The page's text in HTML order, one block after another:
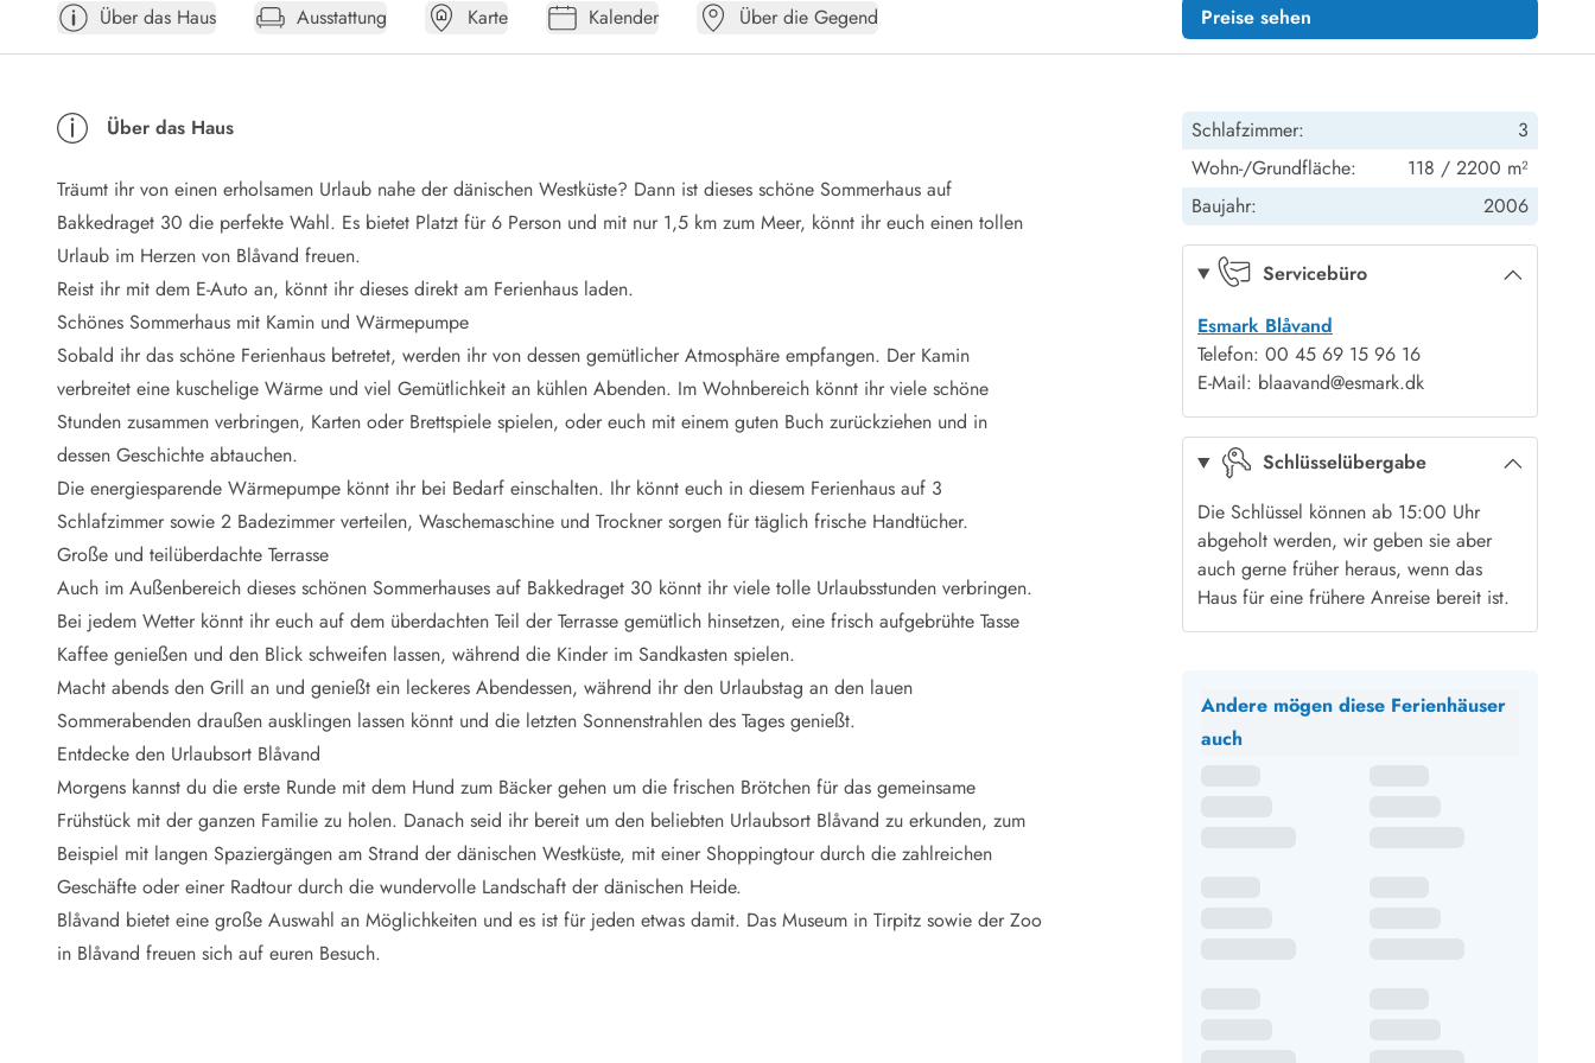
Öffnungszeiten
Anreise
Ferienhaus ABC
Häufige Fragen zur Buchung
Verleihservice
Reisescheckliste
Endreinigung
Gutschein
Frühbucher
Mietbedingungen
Reiseführer Dänemark
Tipps für Urlaub in Dänemark
Wetter in Dänemark
Saisonzeiten
Badesicherheit im Meer
Naturschutz
Webcam Dänemark
Ferienhauskatalog
Fotowettbewerb
Vorteile bei uns
Reisecurity
Esmark KidsVIP
Esmark VIP - Partnervorteile und Rabatte
Preisgarantie
Keine Kaution
Gästebewertungen
Gratis WLAN
We love people
Über das Haus Ausstattung Karte Kalender Über die Gegend Preise sehen
Über das Haus
Träumt ihr von einen erholsamen Urlaub nahe der dänischen Westküste? Dann ist dieses schöne Sommerhaus auf
Bakkedraget 30 die perfekte Wahl. Es bietet Platzt für 6 Person und mit nur 1,5 km zum Meer, könnt ihr euch einen tollen
Urlaub im Herzen von Blåvand freuen.
Reist ihr mit dem E-Auto an, könnt ihr dieses direkt am Ferienhaus laden.
Schönes Sommerhaus mit Kamin und Wärmepumpe
Sobald ihr das schöne Ferienhaus betretet, werden ihr von dessen gemütlicher Atmosphäre empfangen. Der Kamin
verbreitet eine kuschelige Wärme und viel Gemütlichkeit an kühlen Abenden. Im Wohnbereich könnt ihr viele schöne
Stunden zusammen verbringen, Karten oder Brettspiele spielen, oder euch mit einem guten Buch zurückziehen und in
dessen Geschichte abtauchen.
Die energiesparende Wärmepumpe könnt ihr bei Bedarf einschalten. Ihr könnt euch in diesem Ferienhaus auf 3
Schlafzimmer sowie 2 Badezimmer verteilen, Waschemaschine und Trockner sorgen für täglich frische Handtücher.
Große und teilüberdachte Terrasse
Auch im Außenbereich dieses schönen Sommerhauses auf Bakkedraget 30 könnt ihr viele tolle Urlaubsstunden verbringen.
Bei jedem Wetter könnt ihr euch auf dem überdachten Teil der Terrasse gemütlich hinsetzen, eine frisch aufgebrühte Tasse
Kaffee genießen und den Blick schweifen lassen, während die Kinder im Sandkasten spielen.
Macht abends den Grill an und genießt ein leckeres Abendessen, während ihr den Urlaubstag an den lauen
Sommerabenden draußen ausklingen lassen könnt und die letzten Sonnenstrahlen des Tages genießt.
Entdecke den Urlaubsort Blåvand
Morgens kannst du die erste Runde mit dem Hund zum Bäcker gehen um die frischen Brötchen für das gemeinsame
Frühstück mit der ganzen Familie zu holen. Danach seid ihr bereit um den beliebten Urlaubsort Blåvand zu erkunden, zum
Beispiel mit langen Spaziergängen am Strand der dänischen Westküste, mit einer Shoppingtour durch die zahlreichen
Geschäfte oder einer Radtour durch die wundervolle Landschaft der dänischen Heide.
Blåvand bietet eine große Auswahl an Möglichkeiten und es ist für jeden etwas damit. Das Museum in Tirpitz sowie der Zoo
in Blåvand freuen sich auf euren Besuch.
Schlafzimmer:
3
Wohn-/Grundfläche:
118 / 2200 m²
Baujahr:
2006
Servicebüro
Esmark Blåvand
Telefon: 00 45 69 15 96 16
E-Mail: blaavand@esmark.dk
Schlüsselübergabe
Die Schlüssel können ab 15:00 Uhr
abgeholt werden, wir geben sie aber
auch gerne früher heraus, wenn das
Haus für eine frühere Anreise bereit ist.
Andere mögen diese Ferienhäuser
auch